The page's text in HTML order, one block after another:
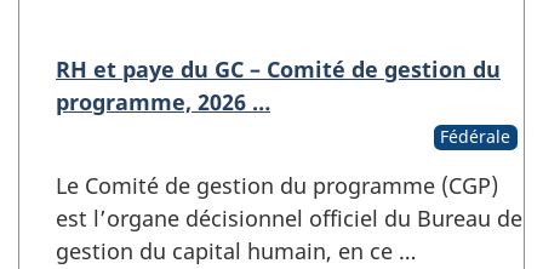
RH et paye du GC – Comité de gestion du
programme, 2026 …
Fédérale
Le Comité de gestion du programme (CGP)
est l’organe décisionnel officiel du Bureau de
gestion du capital humain, en ce …